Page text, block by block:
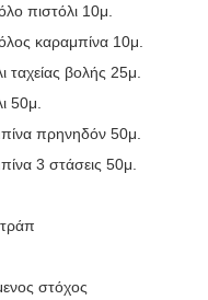
πιστόλι 10μ.
καραμπίνα 10μ.
ταχείας βολής 25μ.
50μ.
πρηνηδόν 50μ.
3 στάσεις 50μ.
στόχος